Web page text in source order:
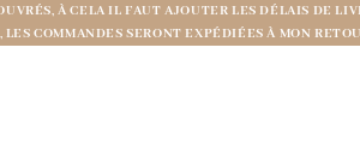
À CELA IL FAUT AJOUTER LES DÉLAIS DE
COMMANDES SERONT EXPÉDIÉES À MON